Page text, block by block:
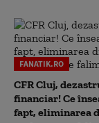
FANATIK.RO
CFR Cluj,
financiar! Ce
fapt, eliminarea